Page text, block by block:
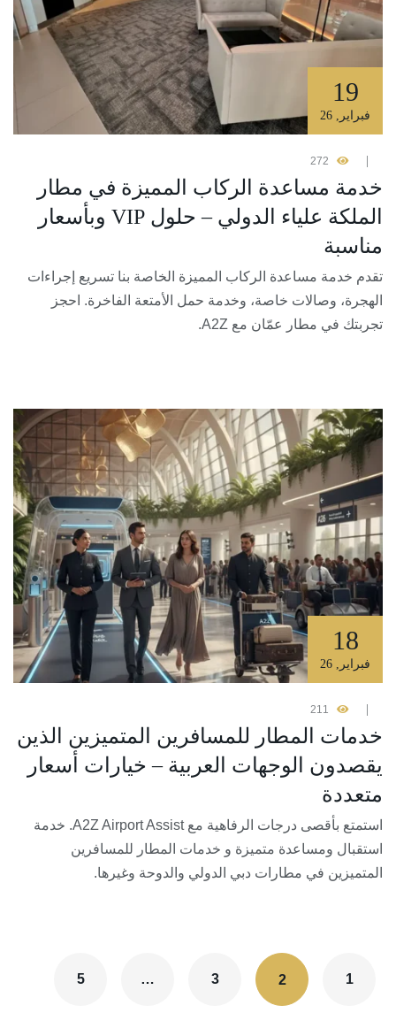
19
فبراير ,
272
خدمة مساعدة الركاب المميزة في مطار
الملكة علياء الدولي – حلول VIP وبأسعار
مناسبة
تقدم خدمة مساعدة الركاب المميزة الخاصة بنا تسريع إجراءات
الهجرة، وصالات خاصة، وخدمة حمل الأمتعة الفاخرة. احجز
تجربتك في مطار عمّان مع A2Z.
18
فبراير
211
خدمات المطار للمسافرين المتميزين الذين
يقصدون الوجهات العربية – خيارات أسعار
متعددة
استمتع بأقصى درجات الرفاهية مع A2Z Airport Assist. خدمة
استقبال ومساعدة متميزة و خدمات المطار للمسافرين
المتميزين في مطارات دبي الدولي والدوحة وغيرها.
1
2
3
…
5